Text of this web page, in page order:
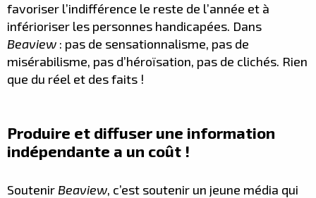
favoriser l’indifférence le reste de l’année et à
inférioriser les personnes handicapées. Dans
Beaview : pas de sensationnalisme, pas de
misérabilisme, pas d’héroïsation, pas de clichés. Rien
que du réel et des faits !
Produire et diffuser une information
indépendante a un coût !
Soutenir Beaview, c’est soutenir un jeune média qui